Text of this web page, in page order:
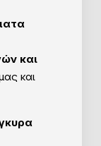
και
και